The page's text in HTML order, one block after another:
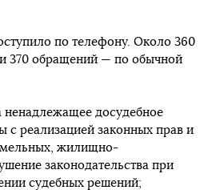
по телефону. Около 360
370 обращений — по обычной
досудебное
с реализацией законных прав и
жилищно-
законодательства при
судебных решений;